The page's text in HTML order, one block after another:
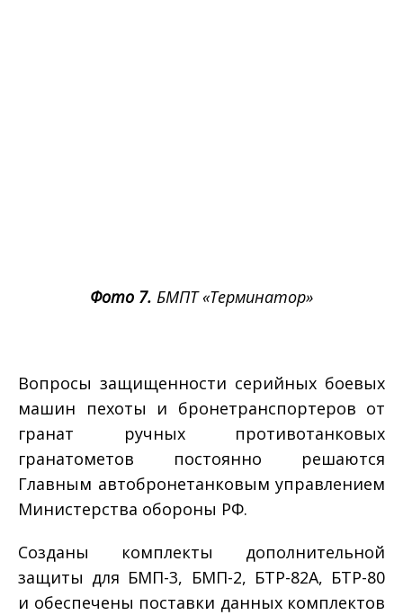
Фото 7. БМПТ «Терминатор»
Вопросы защищенности серийных боевых
машин пехоты и бронетранспортеров от
гранат ручных противотанковых
гранатометов постоянно решаются
Главным автобронетанковым управлением
Министерства обороны РФ.
Созданы комплекты дополнительной
защиты для БМП-3, БМП-2, БТР-82А, БТР-80
и обеспечены поставки данных комплектов